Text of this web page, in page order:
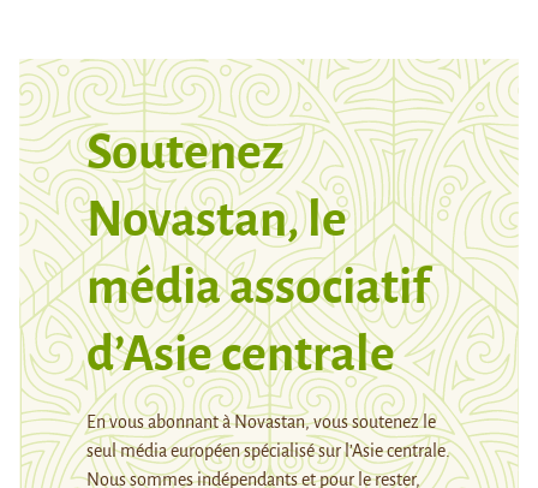
Soutenez
Novastan, le
média associatif
d’Asie centrale
En vous abonnant à Novastan, vous soutenez le
seul média européen spécialisé sur l’Asie centrale.
Nous sommes indépendants et pour le rester,